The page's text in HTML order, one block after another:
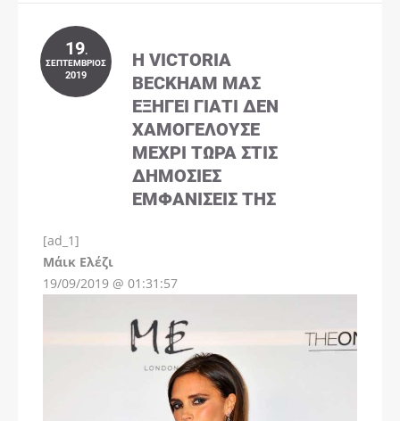
19.
ΣΕΠΤΈΜΒΡΙΟΣ
2019
Η VICTORIA
BECKHAM ΜΑΣ
ΕΞΗΓΕΊ ΓΙΑΤΊ ΔΕΝ
ΧΑΜΟΓΕΛΟΎΣΕ
ΜΈΧΡΙ ΤΏΡΑ ΣΤΙΣ
ΔΗΜΌΣΙΕΣ
ΕΜΦΑΝΊΣΕΙΣ ΤΗΣ
[ad_1]
Μάικ Ελέζι
19/09/2019 @ 01:31:57